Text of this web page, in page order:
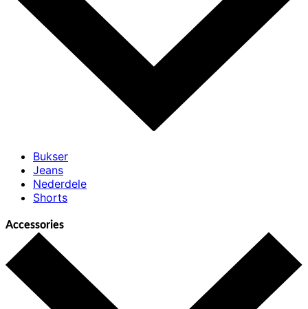
Bukser
Jeans
Nederdele
Shorts
Accessories